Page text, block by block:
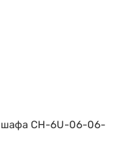
шафа СН-6U-06-06-